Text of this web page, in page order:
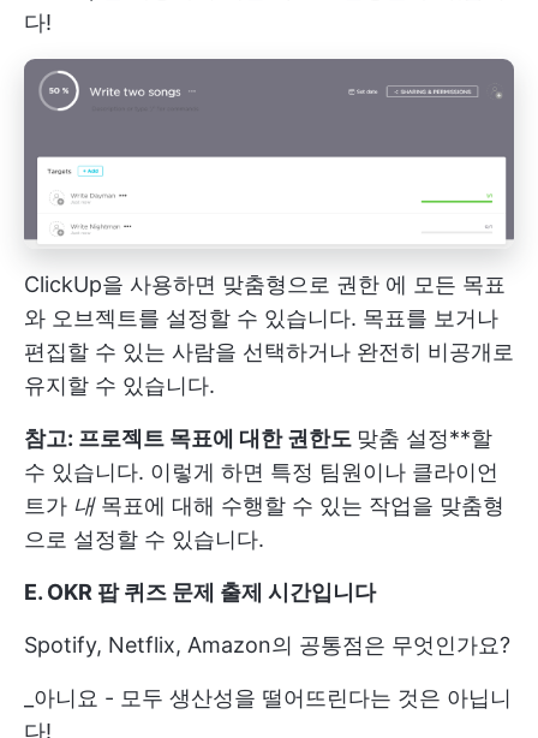
다!
ClickUp을 사용하면 맞춤형으로 권한 에 모든 목표
와 오브젝트를 설정할 수 있습니다. 목표를 보거나
편집할 수 있는 사람을 선택하거나 완전히 비공개로
유지할 수 있습니다.
참고: 프로젝트 목표에 대한 권한도 맞춤 설정**할
수 있습니다. 이렇게 하면 특정 팀원이나 클라이언
트가 내목표에 대해 수행할 수 있는 작업을 맞춤형
으로 설정할 수 있습니다.
E. OKR 팝 퀴즈 문제 출제 시간입니다
Spotify, Netflix, Amazon의 공통점은 무엇인가요?
_아니요 - 모두 생산성을 떨어뜨린다는 것은 아닙니
다!